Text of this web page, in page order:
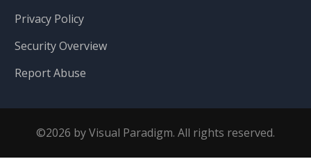
Privacy Policy
Security Overview
Report Abuse
©2026 by Visual Paradigm. All rights reserved.